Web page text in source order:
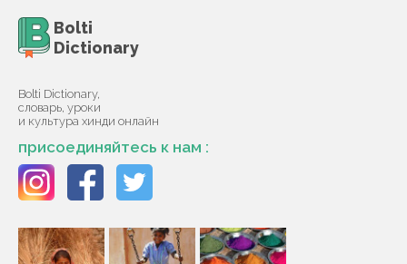
Bolti
Dictionary
Bolti Dictionary,
словарь, уроки
и культура хинди онлайн
присоединяйтесь к нам :